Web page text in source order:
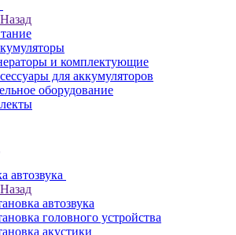
Назад
и комплектующие
для аккумуляторов
оборудование
автозвука
Назад
автозвука
головного устройства
акустики